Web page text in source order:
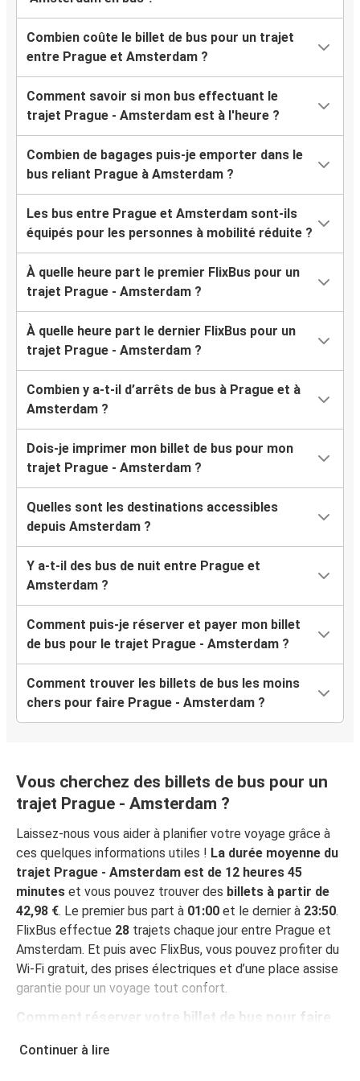
Combien coûte le billet de bus pour un trajet
entre Prague et Amsterdam ?
Comment savoir si mon bus effectuant le
trajet Prague - Amsterdam est à l'heure ?
Combien de bagages puis-je emporter dans le
bus reliant Prague à Amsterdam ?
Les bus entre Prague et Amsterdam sont-ils
équipés pour les personnes à mobilité réduite ?
À quelle heure part le premier FlixBus pour un
trajet Prague - Amsterdam ?
À quelle heure part le dernier FlixBus pour un
trajet Prague - Amsterdam ?
Combien y a-t-il d’arrêts de bus à Prague et à
Amsterdam ?
Dois-je imprimer mon billet de bus pour mon
trajet Prague - Amsterdam ?
Quelles sont les destinations accessibles
depuis Amsterdam ?
Y a-t-il des bus de nuit entre Prague et
Amsterdam ?
Comment puis-je réserver et payer mon billet
de bus pour le trajet Prague - Amsterdam ?
Comment trouver les billets de bus les moins
chers pour faire Prague - Amsterdam ?
Vous cherchez des billets de bus pour un
trajet Prague - Amsterdam ?
Laissez-nous vous aider à planifier votre voyage grâce à
ces quelques informations utiles ! La durée moyenne du
trajet Prague - Amsterdam est de 12 heures 45
minutes et vous pouvez trouver des billets à partir de
42,98 €. Le premier bus part à 01:00 et le dernier à 23:50.
FlixBus effectue 28 trajets chaque jour entre Prague et
Amsterdam. Et puis avec FlixBus, vous pouvez profiter du
Wi-Fi gratuit, des prises électriques et d’une place assise
garantie pour un voyage tout confort.
Comment réserver votre billet de bus pour faire
Continuer à lire